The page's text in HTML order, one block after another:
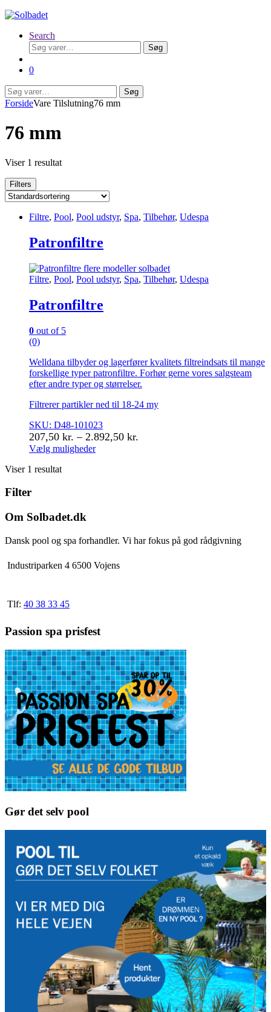
Search
Søg
efter:
Søg
0
Søg
efter:
Søg
ForsideVare Tilslutning76 mm
76 mm
Viser 1 resultat
Filters
Filtre, Pool, Pool udstyr, Spa, Tilbehør, Udespa
Patronfiltre
Filtre, Pool, Pool udstyr, Spa, Tilbehør, Udespa
Patronfiltre
0 out of 5
(0)
Welldana tilbyder og lagerfører kvalitets filtreindsats til mange
forskellige typer patronfiltre. Forhør gerne vores salgsteam
efter andre typer og størrelser.
Filtrerer partikler ned til 18-24 my
SKU: D48-101023
207,50 kr. – 2.892,50 kr.
Vælg muligheder
vare
flere
Mulighederne
kan
vælges
på
Viser 1 resultat
Filter
Om Solbadet.dk
Dansk pool og spa forhandler. Vi har fokus på god rådgivning
Industriparken 4 6500 Vojens
Tlf: 40 38 33 45
Passion spa prisfest
Gør det selv pool